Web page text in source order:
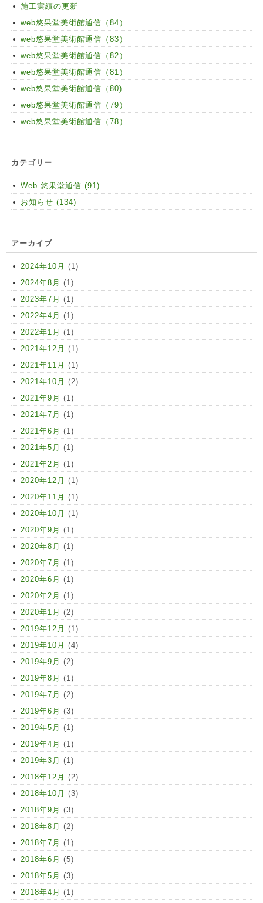
施工実績の更新
web悠果堂美術館通信（84）
web悠果堂美術館通信（83）
web悠果堂美術館通信（82）
web悠果堂美術館通信（81）
web悠果堂美術館通信（80)
web悠果堂美術館通信（79）
web悠果堂美術館通信（78）
カテゴリー
Web 悠果堂通信 (91)
お知らせ (134)
アーカイブ
2024年10月 (1)
2024年8月 (1)
2023年7月 (1)
2022年4月 (1)
2022年1月 (1)
2021年12月 (1)
2021年11月 (1)
2021年10月 (2)
2021年9月 (1)
2021年7月 (1)
2021年6月 (1)
2021年5月 (1)
2021年2月 (1)
2020年12月 (1)
2020年11月 (1)
2020年10月 (1)
2020年9月 (1)
2020年8月 (1)
2020年7月 (1)
2020年6月 (1)
2020年2月 (1)
2020年1月 (2)
2019年12月 (1)
2019年10月 (4)
2019年9月 (2)
2019年8月 (1)
2019年7月 (2)
2019年6月 (3)
2019年5月 (1)
2019年4月 (1)
2019年3月 (1)
2018年12月 (2)
2018年10月 (3)
2018年9月 (3)
2018年8月 (2)
2018年7月 (1)
2018年6月 (5)
2018年5月 (3)
2018年4月 (1)